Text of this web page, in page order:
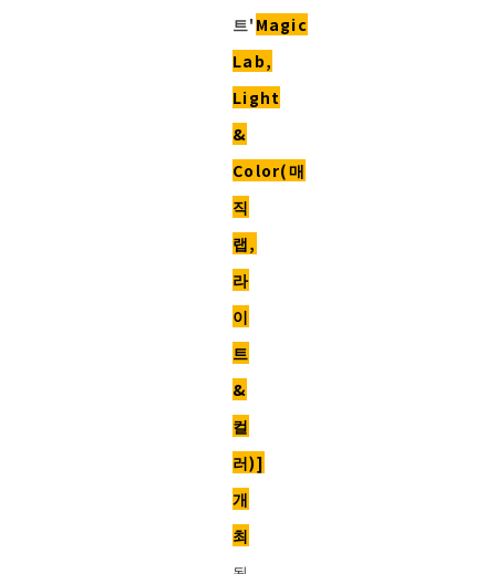
트' Magic
Lab,
Light
&
Color(매
직
랩,
라
이
트
&
컬
러)]
개
최